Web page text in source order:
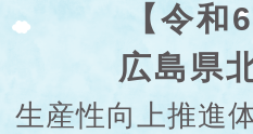
【令和
広島県
生産性向上推進